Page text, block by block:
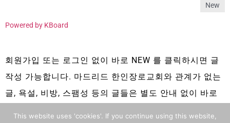
New
Powered by KBoard
회원가입 또는 로그인 없이 바로 NEW 를 클릭하시면 글
작성 가능합니다. 마드리드 한인장로교회와 관계가 없는
글, 욕설, 비방, 스팸성 등의 글들은 별도 안내 없이 바로
This website uses 'cookies'. If you continue using this website,